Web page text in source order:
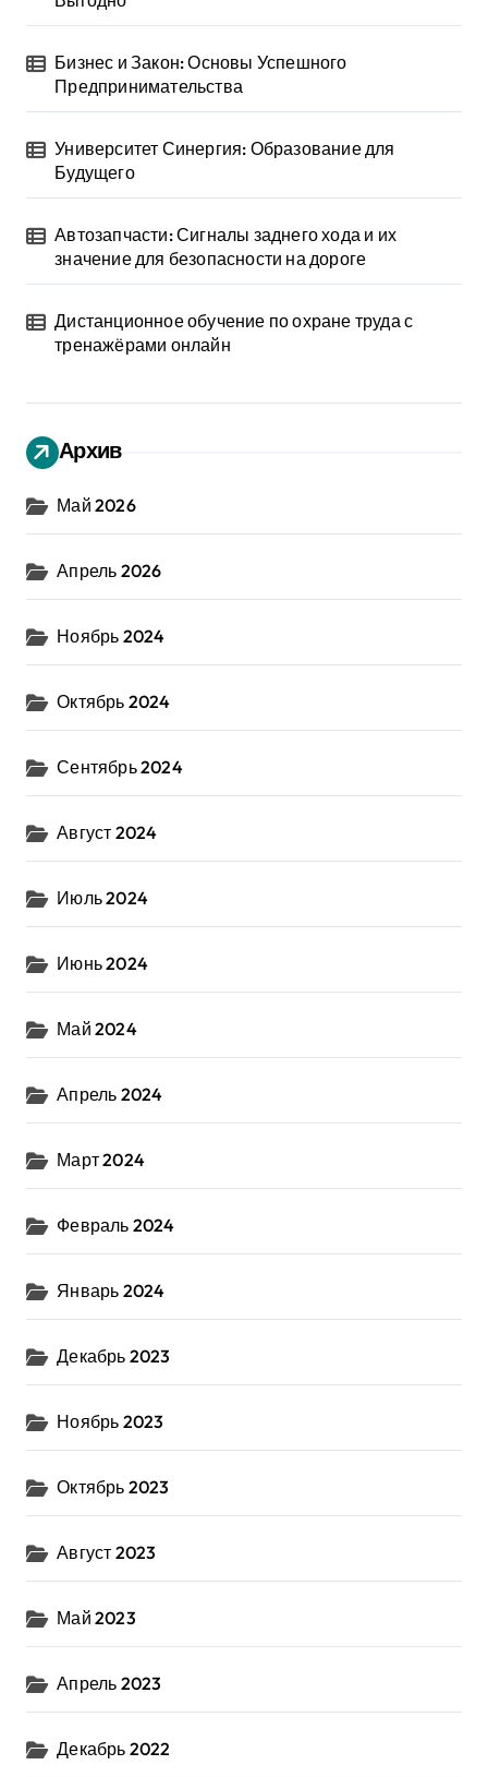
Бизнес и Закон: Основы Успешного
Предпринимательства
Университет Синергия: Образование для
Будущего
Автозапчасти: Сигналы заднего хода и их
значение для безопасности на дороге
Дистанционное обучение по охране труда с
тренажёрами онлайн
Архив
Май 2026
Апрель 2026
Ноябрь 2024
Октябрь 2024
Сентябрь 2024
Август 2024
Июль 2024
Июнь 2024
Май 2024
Апрель 2024
Март 2024
Февраль 2024
Январь 2024
Декабрь 2023
Ноябрь 2023
Октябрь 2023
Август 2023
Май 2023
Апрель 2023
Декабрь 2022